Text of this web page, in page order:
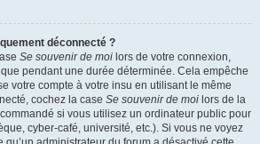
déconnecté ?
Se souvenir de moi lors de votre connexion,
pendant une durée déterminée. Cela empêche
votre compte à votre insu en utilisant le même
cochez la case Se souvenir de moi lors de la
si vous utilisez un ordinateur public pour
cyber-café, université, etc.). Si vous ne voyez